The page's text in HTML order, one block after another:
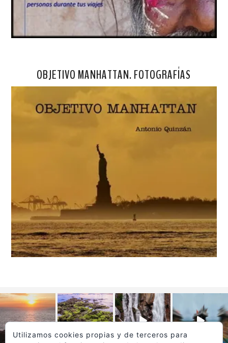
OBJETIVO MANHATTAN. FOTOGRAFÍAS
Utilizamos cookies propias y de terceros para